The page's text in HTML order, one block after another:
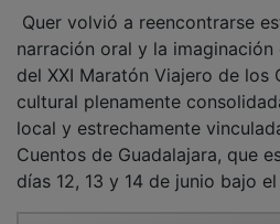
narración oral y la
del XXI Maratón Viajero de los
cultural plenamente
local y estrechamente
Cuentos de Guadalajara, que
días 12, 13 y 14 de junio bajo el